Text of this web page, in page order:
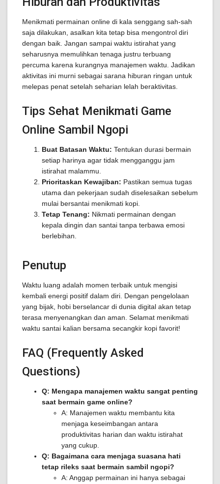
Menikmati permainan online di kala senggang sah-sah
saja dilakukan, asalkan kita tetap bisa mengontrol diri
dengan baik. Jangan sampai waktu istirahat yang
seharusnya memulihkan tenaga justru terbuang
percuma karena kurangnya manajemen waktu. Jadikan
aktivitas ini murni sebagai sarana hiburan ringan untuk
melepas penat setelah seharian lelah beraktivitas.
Tips Sehat Menikmati Game
Online Sambil Ngopi
Buat Batasan Waktu: Tentukan durasi bermain
setiap harinya agar tidak mengganggu jam
istirahat malammu.
Prioritaskan Kewajiban: Pastikan semua tugas
utama dan pekerjaan sudah diselesaikan sebelum
mulai bersantai menikmati kopi.
Tetap Tenang: Nikmati permainan dengan
kepala dingin dan santai tanpa terbawa emosi
berlebihan.
Penutup
Waktu luang adalah momen terbaik untuk mengisi
kembali energi positif dalam diri. Dengan pengelolaan
yang bijak, hobi berselancar di dunia digital akan tetap
terasa menyenangkan dan aman. Selamat menikmati
waktu santai kalian bersama secangkir kopi favorit!
FAQ (Frequently Asked
Questions)
Q: Mengapa manajemen waktu sangat penting
saat bermain game online?
A: Manajemen waktu membantu kita
menjaga keseimbangan antara
produktivitas harian dan waktu istirahat
yang cukup.
Q: Bagaimana cara menjaga suasana hati
tetap rileks saat bermain sambil ngopi?
A: Anggap permainan ini hanya sebagai